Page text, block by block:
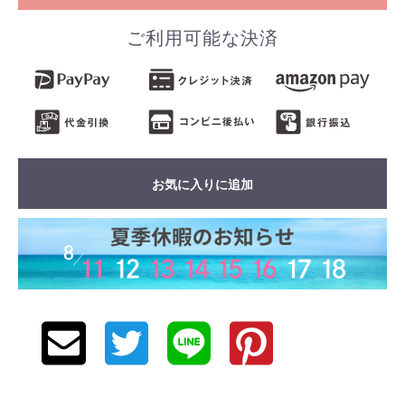
ご利用可能な決済
お気に入りに追加